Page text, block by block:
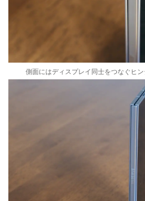
側面にはディスプレイ同士をつなぐヒ